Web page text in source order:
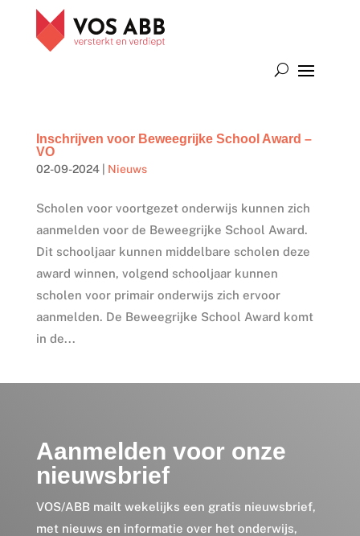
Inschrijven voor Beweegrijke School Award –
VO
02-09-2024| Nieuws
Scholen voor voortgezet onderwijs kunnen zich
aanmelden voor de Beweegrijke School Award.
Dit schooljaar kunnen middelbare scholen deze
award winnen, volgend schooljaar kunnen
scholen voor primair onderwijs zich ervoor
aanmelden. De Beweegrijke School Award komt
in de...
Aanmelden voor onze
nieuwsbrief
VOS/ABB mailt wekelijks een gratis nieuwsbrief,
met nieuws en informatie over het onderwijs,